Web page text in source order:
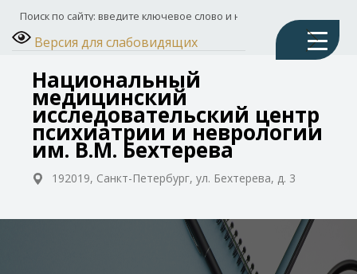
Версия для слабовидящих
Национальный
медицинский
исследовательский центр
психиатрии и неврологии
им. В.М. Бехтерева
192019, Санкт-Петербург, ул. Бехтерева, д. 3